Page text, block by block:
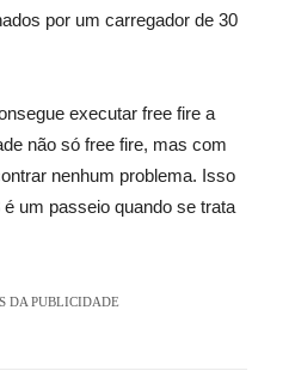
por um carregador de 30
executar free fire a
não só free fire, mas com
nenhum problema. Isso
é um passeio quando se trata
DA PUBLICIDADE